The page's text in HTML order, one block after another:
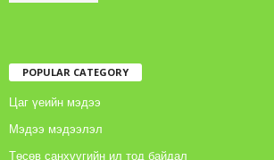
POPULAR CATEGORY
Цаг үеийн мэдээ
Мэдээ мэдээлэл
Төсөв санхүүгийн ил тод байдал